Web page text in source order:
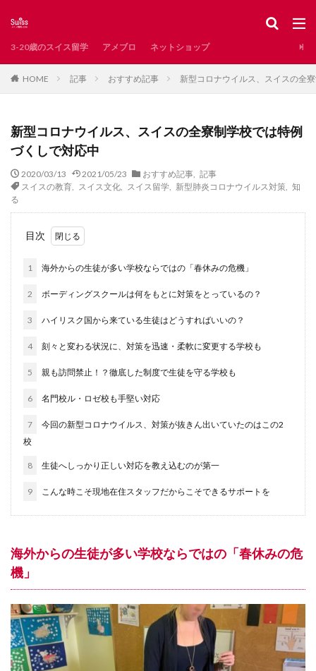
3-20歳のスイス留学 アメブロ ネットショップ
HOME 記事 おすすめ記事 新型コロナウイルス、スイスの全
新型コロナウイルス、スイスの全寮制学校では特例
づくしで対応中
2020/03/13 2021/05/23 おすすめ記事, 記事
スイスの教育, スイス文化 スイス留学, 新型肺炎コロナウイルス対策, 知
る
目次
1 海外からの生徒が多い学校ならではの「春休みの危機」
2 ボーディングスクールは何をもとに対策をとっているの？
3 ハイリスク国から来ている生徒はどうすればいいの？
4 刻々と変わる状況に、対策を迅速・柔軟に変更する学校も
5 親も訪問禁止！？徹底した制度で生徒を守る学校も
6 名門校ル・ロゼ校も手堅い対応
7
今回の新型コロナウイルス、対策が抜きん出いていたのはこの2
校
8 生徒へしっかり正しい対応を教え込むのが第一
9 こんな時こそ現地在住スタッフだからこそできるサポートを
海外からの生徒が多い学校ならではの「春休みの危
機」
タグ
とろりん
アンティーク
イタリア語圏
イベント
インテリア
エレガント系
オンラインショップ
ジュラ州
スイスで見つけた日本
スイスのグルメ
スイスアーミー
スイスグルメ
スイス・インドア
スイス在住
スイス情報
スイス文化
スイス日本協会
スイス留学
フェデラー
フォンデュ
フランス語圏
フリブール州
ベルン
ベルン州
ヨーロッパの秋
ヨーロッパの薬局
ヨーロッパ情報
ヨーロッパ生活
ヨーロッパ街歩き
ラクレット
リゾート ルガーノ
ルツェルン
ルツェルン州
レシピ
レーティシェ鉄道
ローザンヌ
ヴォー州 ヴヴェイ
仕事